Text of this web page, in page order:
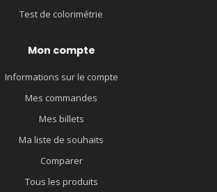
Test de colorimétrie
Mon compte
Informations sur le compte
Mes commandes
Mes billets
Ma liste de souhaits
Comparer
Tous les produits